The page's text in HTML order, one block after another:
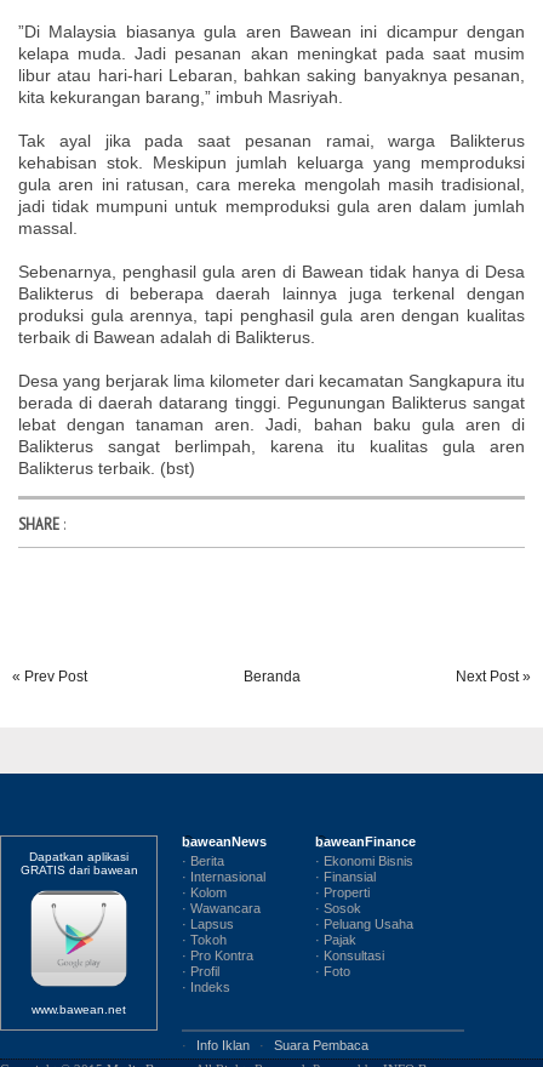
”Di Malaysia biasanya gula aren Bawean ini dicampur dengan
kelapa muda. Jadi pesanan akan meningkat pada saat musim
libur atau hari-hari Lebaran, bahkan saking banyaknya pesanan,
kita kekurangan barang,” imbuh Masriyah.
Tak ayal jika pada saat pesanan ramai, warga Balikterus
kehabisan stok. Meskipun jumlah keluarga yang memproduksi
gula aren ini ratusan, cara mereka mengolah masih tradisional,
jadi tidak mumpuni untuk memproduksi gula aren dalam jumlah
massal.
Sebenarnya, penghasil gula aren di Bawean tidak hanya di Desa
Balikterus di beberapa daerah lainnya juga terkenal dengan
produksi gula arennya, tapi penghasil gula aren dengan kualitas
terbaik di Bawean adalah di Balikterus.
Desa yang berjarak lima kilometer dari kecamatan Sangkapura itu
berada di daerah datarang tinggi. Pegunungan Balikterus sangat
lebat dengan tanaman aren. Jadi, bahan baku gula aren di
Balikterus sangat berlimpah, karena itu kualitas gula aren
Balikterus terbaik. (bst)
SHARE :
« Prev Post Next Post »
Beranda
Dapatkan aplikasi
GRATIS dari bawean
www.bawean.net
baweanNews
· Berita
· Internasional
· Kolom
· Wawancara
· Lapsus
· Tokoh
· Pro Kontra
· Profil
· Indeks
baweanFinance
· Ekonomi Bisnis
· Finansial
· Properti
· Sosok
· Peluang Usaha
· Pajak
· Konsultasi
· Foto
· Info Iklan ·
Suara Pembaca